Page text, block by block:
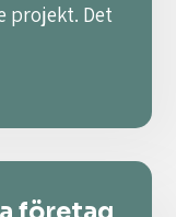
projekt. Det